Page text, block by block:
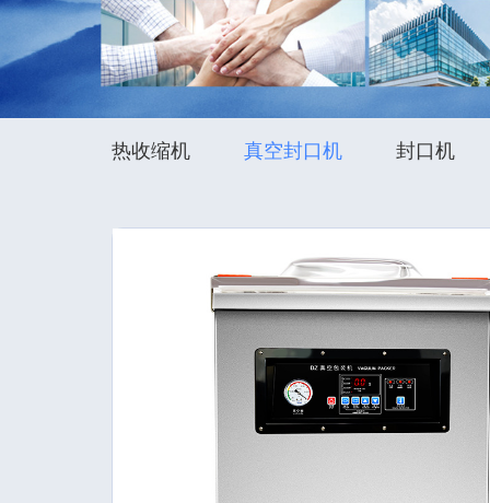
热收缩机 真空封口机 封口机